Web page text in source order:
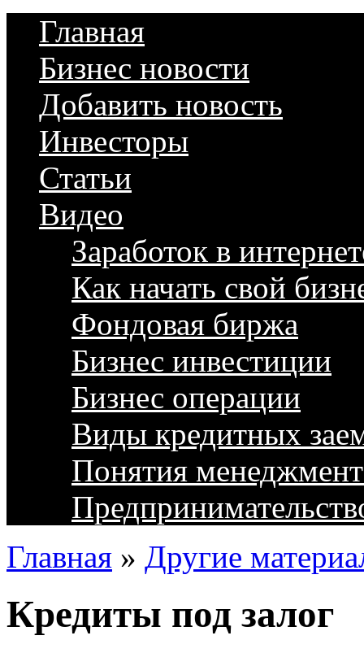
Главная
Бизнес новости
Добавить новость
Инвесторы
Статьи
Видео
Заработок в
Как начать свой
Фондовая биржа
Бизнес инвестиции
Бизнес операции
Виды кредитных
Понятия
Главная » Другие
Кредиты под залог